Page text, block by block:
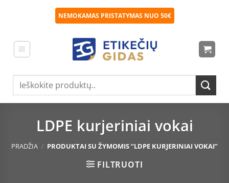
NEMOKAMAS PRISTATYMAS NUO 50€
Ieškoti:
LDPE kurjeriniai vokai
PRADŽIA / PRODUKTAI SU ŽYMOMIS “LDPE KURJERINIAI VOKAI”
FILTRUOTI